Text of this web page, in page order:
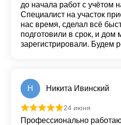
до начала работ с учётом
Специалист на участок
нас время, сделал всё
подготовили в срок, и
зарегистрировали. Будем
Н Никита Ивинский
Оценка 5 из 5
24 июня
Профессионально